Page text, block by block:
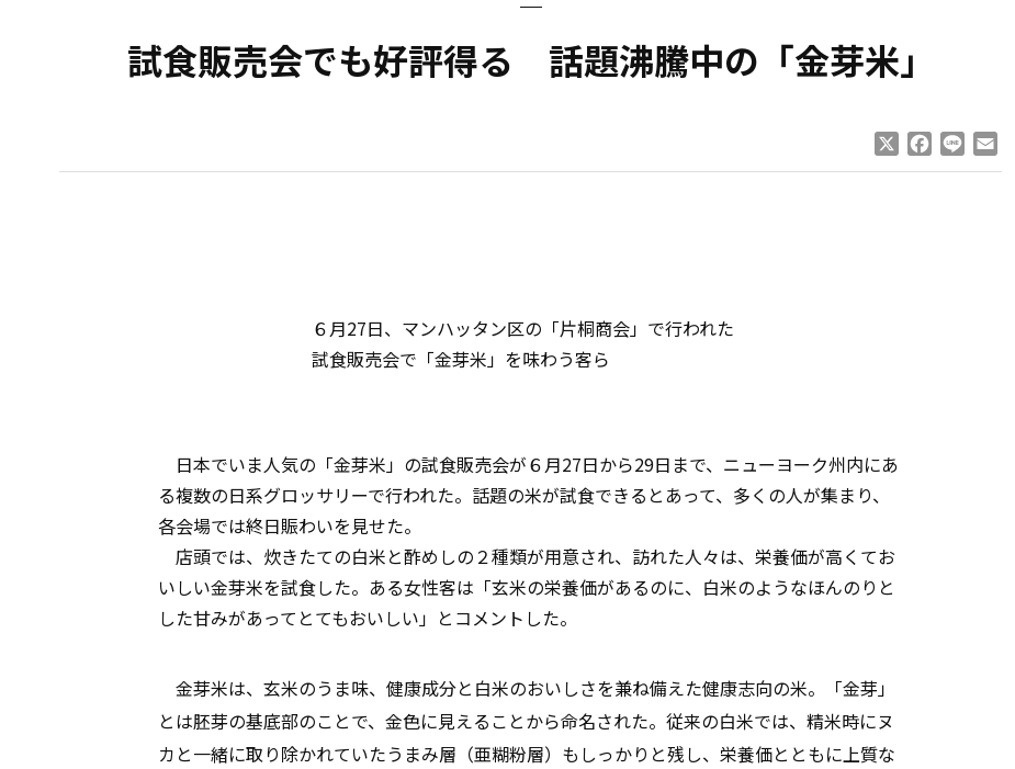
試食販売会でも好評得る 話題沸騰中の「金芽米」
Facebook
Line
６月27日、マンハッタン区の「片桐商会」で行われた
試食販売会で「金芽米」を味わう客ら
日本でいま人気の「金芽米」の試食販売会が６月27日から29日まで、ニューヨーク州内にあ
る複数の日系グロッサリーで行われた。話題の米が試食できるとあって、多くの人が集まり、
各会場では終日賑わいを見せた。
店頭では、炊きたての白米と酢めしの２種類が用意され、訪れた人々は、栄養価が高くてお
いしい金芽米を試食した。ある女性客は「玄米の栄養価があるのに、白米のようなほんのりと
した甘みがあってとてもおいしい」とコメントした。
金芽米は、玄米のうま味、健康成分と白米のおいしさを兼ね備えた健康志向の米。「金芽」
とは胚芽の基底部のことで、金色に見えることから命名された。従来の白米では、精米時にヌ
カと一緒に取り除かれていたうまみ層（亜糊粉層）もしっかりと残し、栄養価とともに上質な